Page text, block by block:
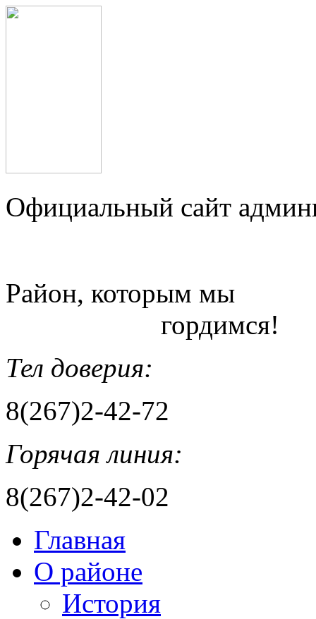
Официальный сайт
Район, которым мы
гордимся!
Тел доверия:
8(267)2-42-72
Горячая линия:
8(267)2-42-02
Главная
О районе
История